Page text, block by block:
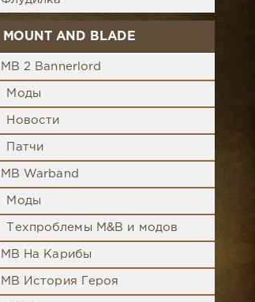
MOUNT AND BLADE
MB 2 Bannerlord
Моды
Новости
Патчи
MB Warband
Моды
Техпроблемы M&B и модов
MB На Карибы
MB История Героя